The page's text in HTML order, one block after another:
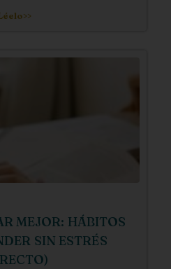
MEJOR: HÁBITOS
SIN ESTRÉS